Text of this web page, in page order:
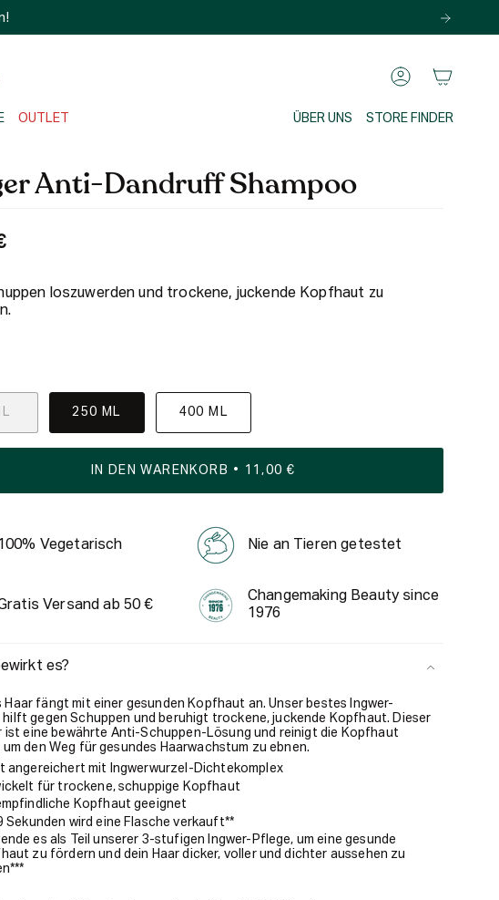
KONTO
OUTLET ÜBER UNS STORE FINDER
Anti-Dandruff Shampoo
loszuwerden und trockene, juckende Kopfhaut zu
250 ML 400 ML
IN DEN WARENKORB 11,00 €
Vegetarisch Nie an Tieren getestet
Versand ab 50 €
Changemaking Beauty since
1976
es?
Haar fängt mit einer gesunden Kopfhaut an. Unser bestes Ingwer-
hilft gegen Schuppen und beruhigt trockene, juckende Kopfhaut. Dieser
ist eine bewährte Anti-Schuppen-Lösung und reinigt die Kopfhaut
den Weg für gesundes Haarwachstum zu ebnen.
angereichert mit Ingwerwurzel-Dichtekomplex
für trockene, schuppige Kopfhaut
Kopfhaut geeignet
Sekunden wird eine Flasche verkauft**
es als Teil unserer 3-stufigen Ingwer-Pflege, um eine gesunde
zu fördern und dein Haar dicker, voller und dichter aussehen zu